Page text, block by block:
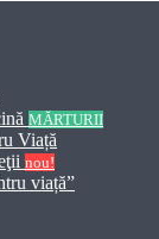
MĂRTURII
Viață
nou!
viață”